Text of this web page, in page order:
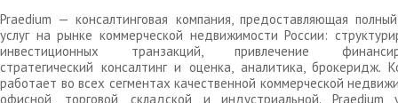
Praedium — консалтинговая компания, предоставляющая
услуг на рынке коммерческой недвижимости России:
инвестиционных транзакций, привлечение
стратегический консалтинг и оценка, аналитика, брокеридж.
работает во всех сегментах качественной коммерческой
офисной, торговой, складской и индустриальной. Praedium